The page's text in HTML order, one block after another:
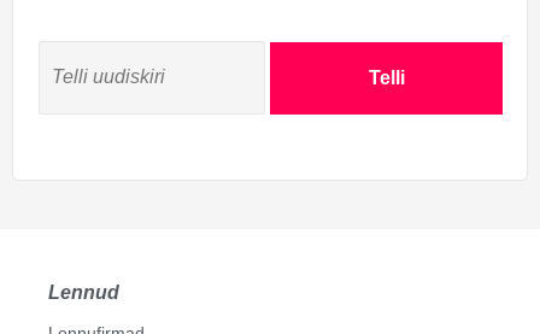
Telli
Lennud